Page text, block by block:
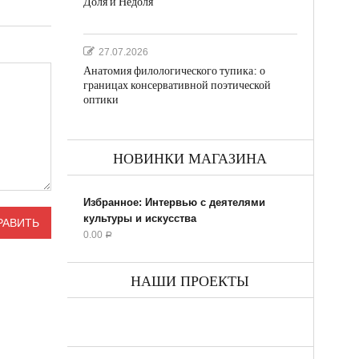
27.07.2026
Анатомия филологического тупика: о
границах консервативной поэтической
оптики
НОВИНКИ МАГАЗИНА
Избранное: Интервью с деятелями
культуры и искусства
0.00 Р
НАШИ ПРОЕКТЫ